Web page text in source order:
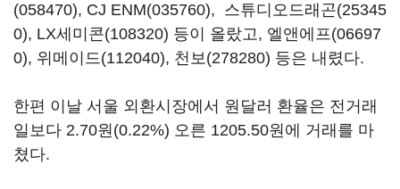
(058470), CJ ENM(035760), 스튜디오드래곤(25345
0), LX세미콘(108320) 등이 올랐고, 엘앤에프(06697
0), 위메이드(112040), 천보(278280) 등은 내렸다.
한편 이날 서울 외환시장에서 원달러 환율은 전거래
일보다 2.70원(0.22%) 오른 1205.50원에 거래를 마
쳤다.